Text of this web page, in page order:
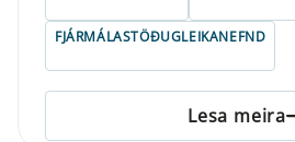
FJÁRMÁLASTÖÐUGLEIKANEFND
Lesa meira